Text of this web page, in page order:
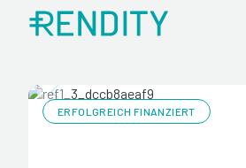
ERFOLGREICH FINANZIERT